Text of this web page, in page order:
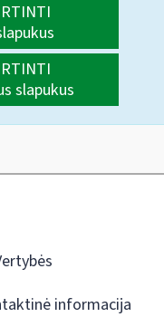
slapukus
informacija